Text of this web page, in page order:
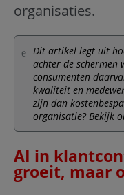
organisaties.
Dit artikel legt uit
achter de schermen
consumenten
kwaliteit en
zijn dan
organisatie? Bekijk
AI in
groeit, maar